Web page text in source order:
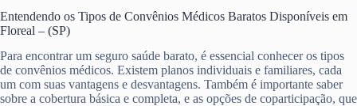
Entendendo os Tipos de Convênios Médicos Baratos Disponíveis em
Floreal – (SP)
Para encontrar um seguro saúde barato, é essencial conhecer os tipos
de convênios médicos. Existem planos individuais e familiares, cada
um com suas vantagens e desvantagens. Também é importante saber
sobre a cobertura básica e completa, e as opções de coparticipação, que